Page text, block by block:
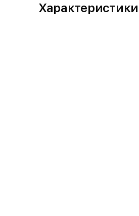
Характеристики